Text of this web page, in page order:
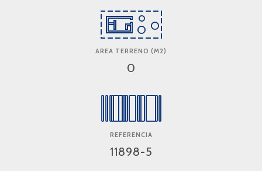
AREA TERRENO (M2)
0
REFERENCIA
11898-5